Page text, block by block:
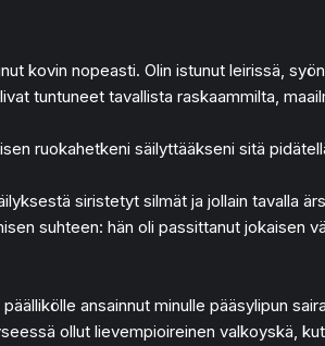
kovin nopeasti. Olin istunut leirissä,
tuntuneet tavallista raskaammilta,
ruokahetkeni säilyttääkseni sitä
siristetyt silmät ja jollain tavalla
suhteen: hän oli passittanut jokaisen
ansainnut minulle pääsylipun
ollut lievempioireinen valkoyskä,